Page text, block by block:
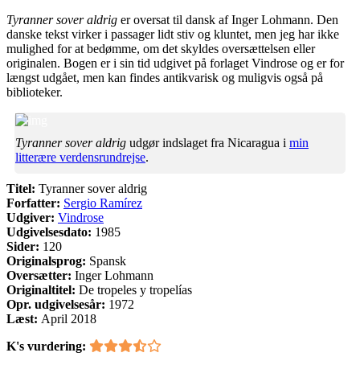
Tyranner sover aldrig er oversat til dansk af Inger Lohmann. Den
danske tekst virker i passager lidt stiv og kluntet, men jeg har ikke
mulighed for at bedømme, om det skyldes oversættelsen eller
originalen. Bogen er i sin tid udgivet på forlaget Vindrose og er for
længst udgået, men kan findes antikvarisk og muligvis også på
biblioteker.
Tyranner sover aldrig udgør indslaget fra Nicaragua i min
litterære verdensrundrejse.
Titel: Tyranner sover aldrig
Forfatter: Sergio Ramírez
Udgiver: Vindrose
Udgivelsesdato: 1985
Sider: 120
Originalsprog: Spansk
Oversætter: Inger Lohmann
Originaltitel: De tropeles y tropelías
Opr. udgivelsesår: 1972
Læst: April 2018
K's vurdering: